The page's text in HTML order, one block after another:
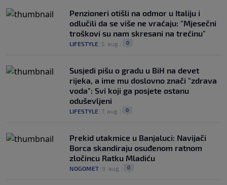
Penzioneri otišli na odmor u Italiju i
odlučili da se više ne vraćaju: "Mjesečni
troškovi su nam skresani na trećinu"
LIFESTYLE 5. aug. 0
Susjedi pišu o gradu u BiH na devet
rijeka, a ime mu doslovno znači "zdrava
voda": Svi koji ga posjete ostanu
oduševljeni
LIFESTYLE 7. aug. 0
Prekid utakmice u Banjaluci: Navijači
Borca skandiraju osuđenom ratnom
zločincu Ratku Mladiću
NOGOMET 9. aug. 0